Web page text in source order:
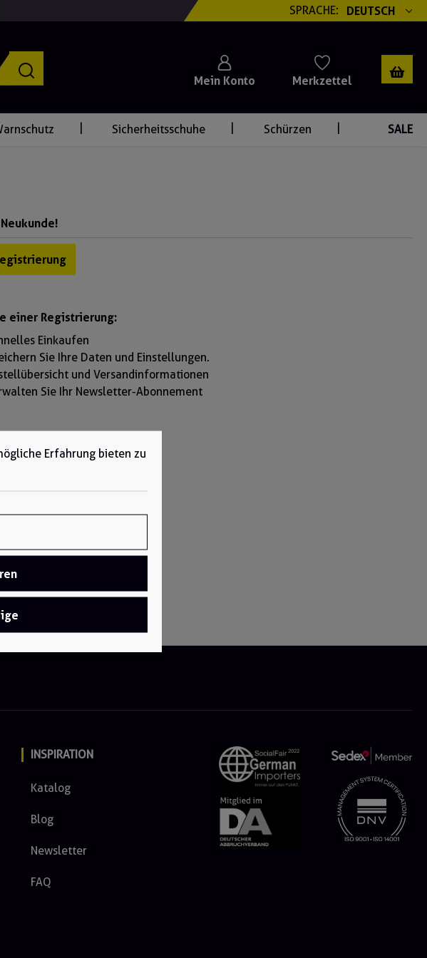
SPRACHE: DEUTSCH
Mein Konto Merkzettel
Sicherheitsschuhe Schürzen SALE
einer Registrierung:
Einkaufen
Sie Ihre Daten und Einstellungen.
und Versandinformationen
Sie Ihr Newsletter-Abonnement
INSPIRATION
Katalog
Blog
Newsletter
FAQ
Erfahrung bieten zu